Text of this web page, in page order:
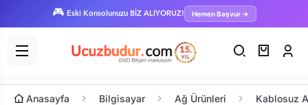
🎮 Eski Konsolunuzu BİZ ALIYORUZ! Hemen Başvur →
Anasayfa Bilgisayar Ağ Ürünleri Kablosuz